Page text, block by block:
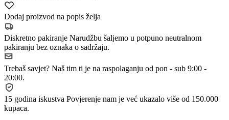
Dodaj proizvod na popis želja
Diskretno pakiranje Narudžbu šaljemo u potpuno neutralnom
pakiranju bez oznaka o sadržaju.
Trebaš savjet? Naš tim ti je na raspolaganju od pon - sub 9:00 -
20:00.
15 godina iskustva Povjerenje nam je već ukazalo više od 150.000
kupaca.